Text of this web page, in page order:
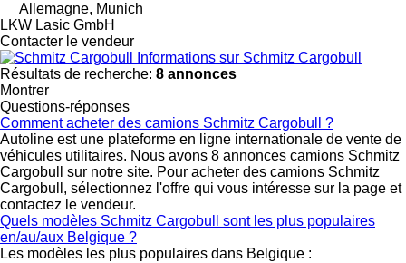
Allemagne, Munich
LKW Lasic GmbH
Contacter le vendeur
Informations sur Schmitz Cargobull
Résultats de recherche: 8 annonces
Montrer
Questions-réponses
Comment acheter des camions Schmitz Cargobull ?
Autoline est une plateforme en ligne internationale de vente de
véhicules utilitaires. Nous avons 8 annonces camions Schmitz
Cargobull sur notre site. Pour acheter des camions Schmitz
Cargobull, sélectionnez l'offre qui vous intéresse sur la page et
contactez le vendeur.
Quels modèles Schmitz Cargobull sont les plus populaires
en/au/aux Belgique ?
Les modèles les plus populaires dans Belgique :